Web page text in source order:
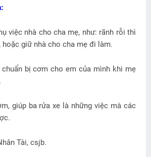
việc nhà cho cha mẹ, như: rãnh rỗi thì
hoặc giữ nhà cho cha mẹ đi làm.
bị cơm cho em của mình khi mẹ
giúp ba rửa xe là những việc mà các
Tài, csjb.